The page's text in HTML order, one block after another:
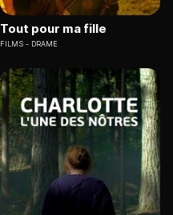
Tout pour ma fille
FILMS DRAME